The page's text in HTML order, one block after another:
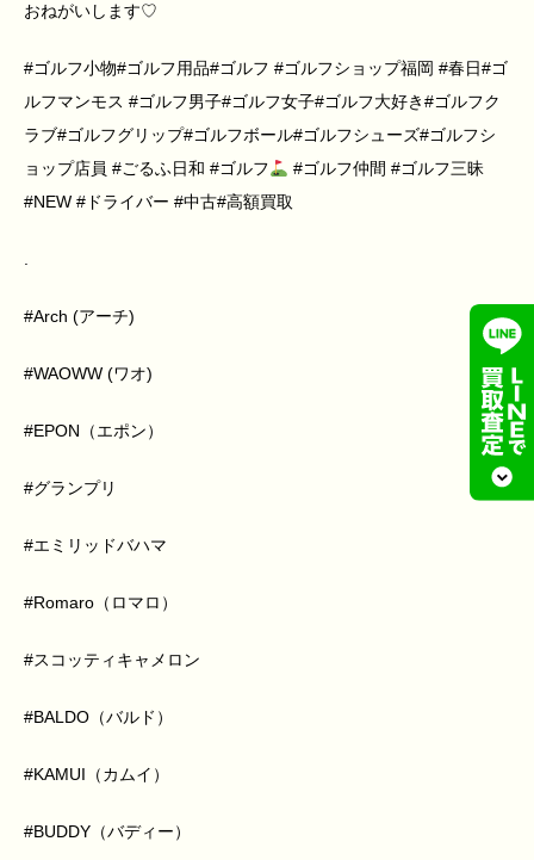
おねがいします♡
#ゴルフ小物#ゴルフ用品#ゴルフ #ゴルフショップ福岡 #春日#ゴ
ルフマンモス #ゴルフ男子#ゴルフ女子#ゴルフ大好き#ゴルフク
ラブ#ゴルフグリップ#ゴルフボール#ゴルフシューズ#ゴルフシ
ョップ店員 #ごるふ日和 #ゴルフ
#ゴルフ仲間 #ゴルフ三昧
#NEW #ドライバー #中古#高額買取
.
#Arch (アーチ)
#WAOWW (ワオ)
#EPON（エポン）
#グランプリ
#エミリッドバハマ
#Romaro（ロマロ）
#スコッティキャメロン
#BALDO（バルド）
#KAMUI（カムイ）
#BUDDY（バディー）